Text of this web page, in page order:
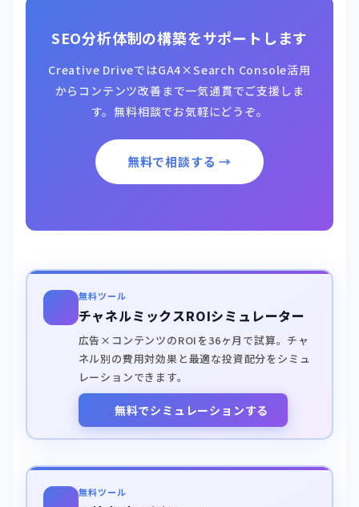
SEO分析体制の構築をサポートします
Creative DriveではGA4×Search Console活用
からコンテンツ改善まで一気通貫でご支援しま
す。無料相談でお気軽にどうぞ。
無料で相談する →
無料ツール
チャネルミックスROIシミュレーター
広告×コンテンツのROIを36ヶ月で試算。チャ
ネル別の費用対効果と最適な投資配分をシミュ
レーションできます。
無料でシミュレーションする
無料ツール